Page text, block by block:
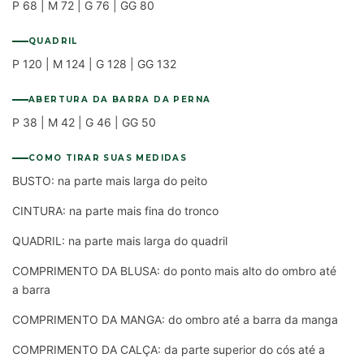
P 68 | M 72 | G 76 | GG 80
QUADRIL
P 120 | M 124 | G 128 | GG 132
ABERTURA DA BARRA DA PERNA
P 38 | M 42 | G 46 | GG 50
COMO TIRAR SUAS MEDIDAS
BUSTO: na parte mais larga do peito
CINTURA: na parte mais fina do tronco
QUADRIL: na parte mais larga do quadril
COMPRIMENTO DA BLUSA: do ponto mais alto do ombro até
a barra
COMPRIMENTO DA MANGA: do ombro até a barra da manga
COMPRIMENTO DA CALÇA: da parte superior do cós até a